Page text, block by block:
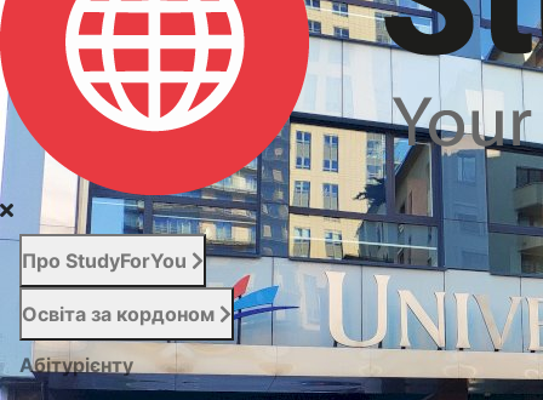
Про StudyForYou
Освіта за кордоном
Абітурієнту